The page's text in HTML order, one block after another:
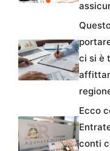
ci si è
Ecco
conti